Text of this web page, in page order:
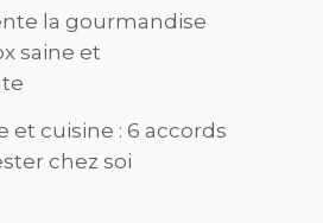
la gourmandise
saine et
et cuisine : 6 accords
chez soi